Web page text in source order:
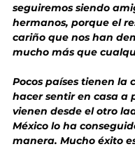
seguiremos siendo
hermanos, porque el
cariño que nos han
mucho más que
Pocos países tienen la
hacer sentir en casa a
vienen desde el otro
México lo ha
manera. Mucho éxito